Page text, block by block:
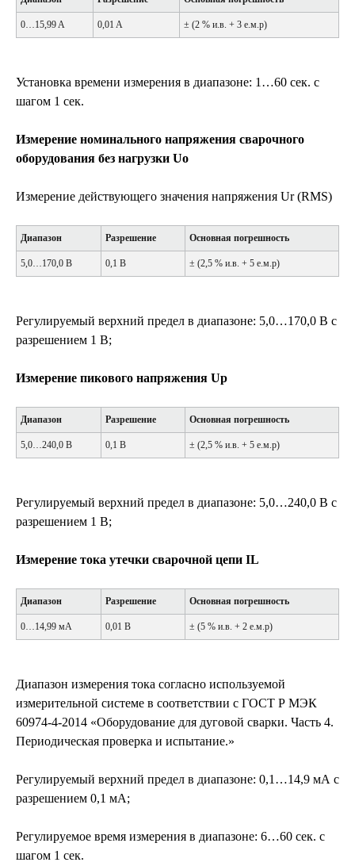
0…15,99 A 0,01 A ± (2 % и.в. + 3 е.м.р)
Установка времени измерения в диапазоне: 1…60 сек. с
шагом 1 сек.
Измерение номинального напряжения сварочного
оборудования без нагрузки Uo
Измерение действующего значения напряжения Ur (RMS)
Диапазон Разрешение Основная погрешность
5,0…170,0 В 0,1 В ± (2,5 % и.в. + 5 е.м.р)
Регулируемый верхний предел в диапазоне: 5,0…170,0 В с
разрешением 1 В;
Измерение пикового напряжения Up
Диапазон Разрешение Основная погрешность
5,0…240,0 В 0,1 В ± (2,5 % и.в. + 5 е.м.р)
Регулируемый верхний предел в диапазоне: 5,0…240,0 В с
разрешением 1 В;
Измерение тока утечки сварочной цепи IL
Диапазон Разрешение Основная погрешность
0…14,99 мА 0,01 В ± (5 % и.в. + 2 е.м.р)
Диапазон измерения тока согласно используемой
измерительной системе в соответствии с ГОСТ Р МЭК
60974-4-2014 «Оборудование для дуговой сварки. Часть 4.
Периодическая проверка и испытание.»
Регулируемый верхний предел в диапазоне: 0,1…14,9 мА с
разрешением 0,1 мА;
Регулируемое время измерения в диапазоне: 6…60 сек. с
шагом 1 сек.